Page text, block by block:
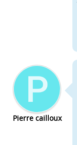
Pierre cailloux